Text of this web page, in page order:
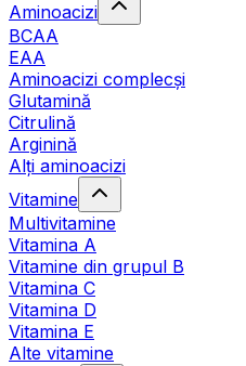
Aminoacizi
BCAA
EAA
Aminoacizi complecși
Glutamină
Citrulină
Arginină
Alți aminoacizi
Vitamine
Multivitamine
Vitamina A
Vitamine din grupul B
Vitamina C
Vitamina D
Vitamina E
Alte vitamine